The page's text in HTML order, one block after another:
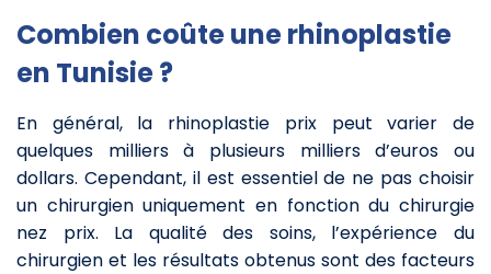
Combien coûte une rhinoplastie
en Tunisie ?
En général, la rhinoplastie prix peut varier de
quelques milliers à plusieurs milliers d’euros ou
dollars. Cependant, il est essentiel de ne pas choisir
un chirurgien uniquement en fonction du chirurgie
nez prix. La qualité des soins, l’expérience du
chirurgien et les résultats obtenus sont des facteurs